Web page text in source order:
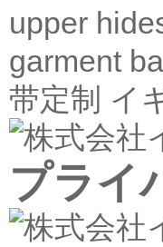
upper
garment
带定制 イ
プライ